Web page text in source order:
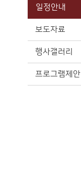
일정안내
보도자료
행사갤러리
프로그램제안